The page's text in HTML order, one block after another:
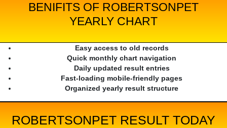
BENIFITS OF ROBERTSONPET
YEARLY CHART
Easy access to old records
Quick monthly chart navigation
Daily updated result entries
Fast-loading mobile-friendly pages
Organized yearly result structure
ROBERTSONPET RESULT TODAY